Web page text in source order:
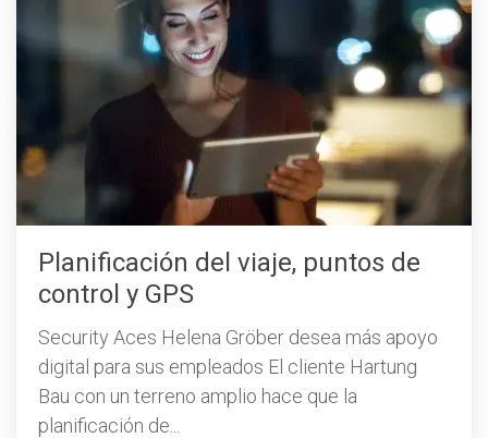
Planificación del viaje, puntos de
control y GPS
Security Aces Helena Gröber desea más apoyo
digital para sus empleados El cliente Hartung
Bau con un terreno amplio hace que la
planificación de...